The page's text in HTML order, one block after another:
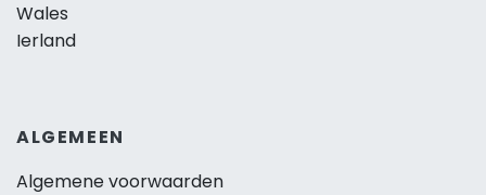
Wales
Ierland
ALGEMEEN
Algemene voorwaarden